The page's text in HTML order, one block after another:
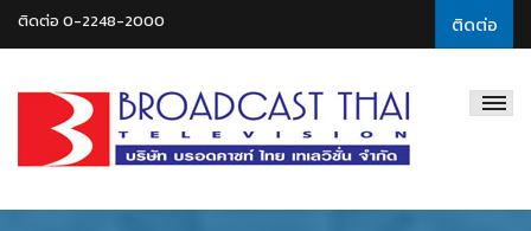
ติดต่อ
ติดต่อ 0-2248-2000
Thai